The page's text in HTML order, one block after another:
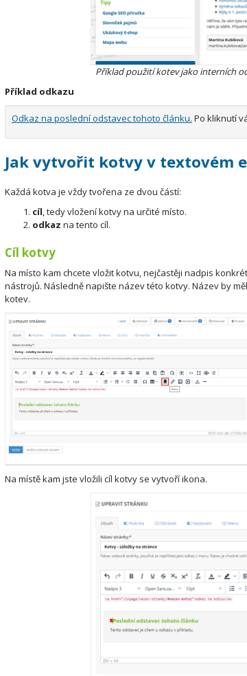
Příklad použití kotev jako interních
Příklad odkazu
Odkaz na poslední odstavec tohoto článku. Po kliknutí
Jak vytvořit kotvy v textovém
Každá kotva je vždy tvořena ze dvou částí:
cíl, tedy vložení kotvy na určité místo.
odkaz na tento cíl.
Cíl kotvy
Na místo kam chcete vložit kotvu, nejčastěji nadpis
nástrojů. Následně napište název této kotvy. Název by
kotev.
Na místě kam jste vložili cíl kotvy se vytvoří ikona.